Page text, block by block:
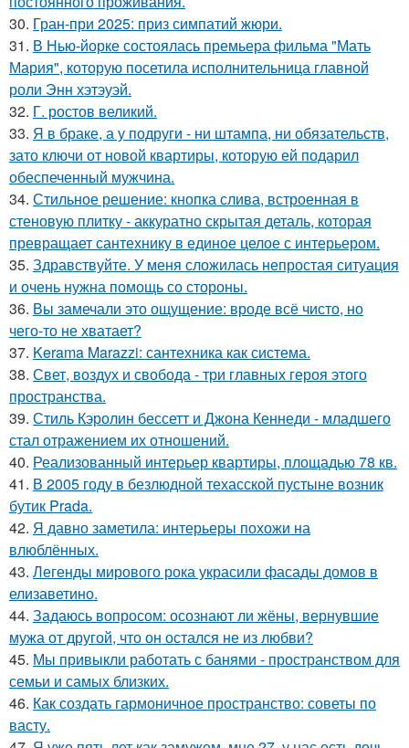
30. Гран-при 2025: приз симпатий жюри.
31. В Нью-йорке состоялась премьера фильма "Мать
Мария", которую посетила исполнительница главной
роли Энн хэтэуэй.
32. Г. ростов великий.
33. Я в браке, а у подруги - ни штампа, ни обязательств,
зато ключи от новой квартиры, которую ей подарил
обеспеченный мужчина.
34. Стильное решение: кнопка слива, встроенная в
стеновую плитку - аккуратно скрытая деталь, которая
превращает сантехнику в единое целое с интерьером.
35. Здравствуйте. У меня сложилась непростая ситуация
и очень нужна помощь со стороны.
36. Вы замечали это ощущение: вроде всё чисто, но
чего-то не хватает?
37. Kerama Marazzi: сантехника как система.
38. Свет, воздух и свобода - три главных героя этого
пространства.
39. Стиль Кэролин бессетт и Джона Кеннеди - младшего
стал отражением их отношений.
40. Реализованный интерьер квартиры, площадью 78 кв.
41. В 2005 году в безлюдной техасской пустыне возник
бутик Prada.
42. Я давно заметила: интерьеры похожи на
влюблённых.
43. Легенды мирового рока украсили фасады домов в
елизаветино.
44. Задаюсь вопросом: осознают ли жёны, вернувшие
мужа от другой, что он остался не из любви?
45. Мы привыкли работать с банями - пространством для
семьи и самых близких.
46. Как создать гармоничное пространство: советы по
васту.